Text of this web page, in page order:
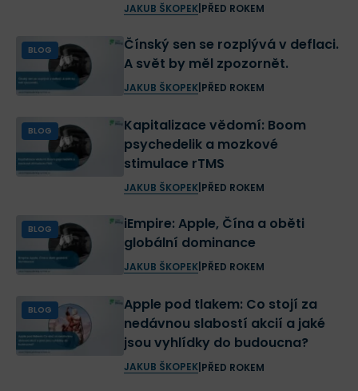
JAKUB ŠKOPEK| PŘED ROKEM
BLOG
Čínský sen se rozplývá v deflaci.
A svět by měl zpozornět.
JAKUB ŠKOPEK| PŘED ROKEM
BLOG
Kapitalizace vědomí: Boom
psychedelik a mozkové
stimulace rTMS
JAKUB ŠKOPEK| PŘED ROKEM
BLOG
iEmpire: Apple, Čína a oběti
globální dominance
JAKUB ŠKOPEK| PŘED ROKEM
BLOG
Apple pod tlakem: Co stojí za
nedávnou slabostí akcií a jaké
jsou vyhlídky do budoucna?
JAKUB ŠKOPEK| PŘED ROKEM